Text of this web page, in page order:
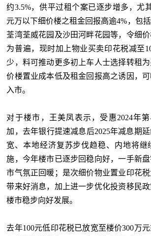
约3.5%，供平过租个案已逐步增多，尤
元万以下细价楼之租金回报高逾4%，包括
荃湾荃威花园及沙田河畔花园等，令细
为普遍，现时加上物业买卖印花税减至
少，料可推动更多初上车人士选择转租
价楼置业成本低及租金回报高之诱因，
入市。
对于楼市，王美凤表示，受惠2024年
加，去年银行提速减息后2025年减息期
宽、本地经济复苏步伐趋稳、内地将继
施，今年楼市已逐步回稳向好，一手新
市气氛正回暖；是次细价物业置业印花
带来好消息，加上进一步优化投资移民
楼市稳步向好发展。
去年100元低印花税已放宽至楼价300万